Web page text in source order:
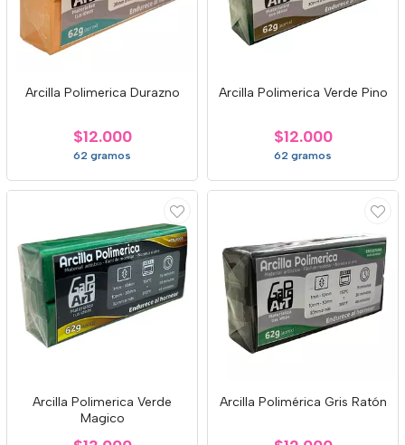
Arcilla Polimerica Durazno
$12.000
62 gramos
Arcilla Polimerica Verde Pino
$12.000
62 gramos
Arcilla Polimerica Verde
Magico
Arcilla Polimérica Gris Ratón